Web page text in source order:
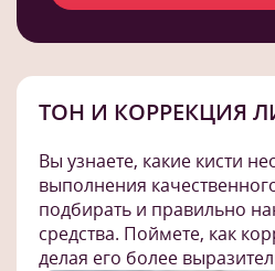
ТОН И КОРРЕКЦИЯ
Вы узнаете, какие кисти
выполнения
подбирать и правильно
средства. Поймете, как
делая его более